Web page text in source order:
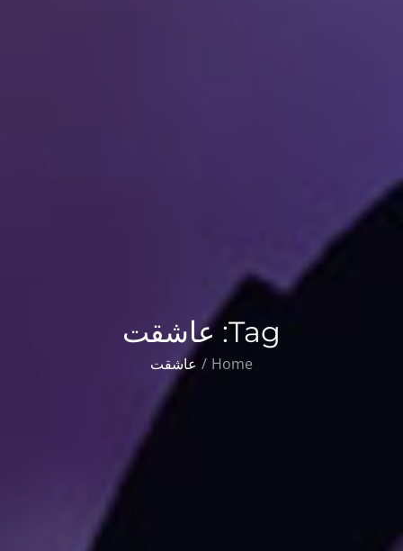
Tag: عاشقت
Home عاشقت